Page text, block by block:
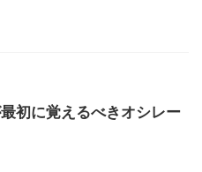
初に覚えるべきオシレー